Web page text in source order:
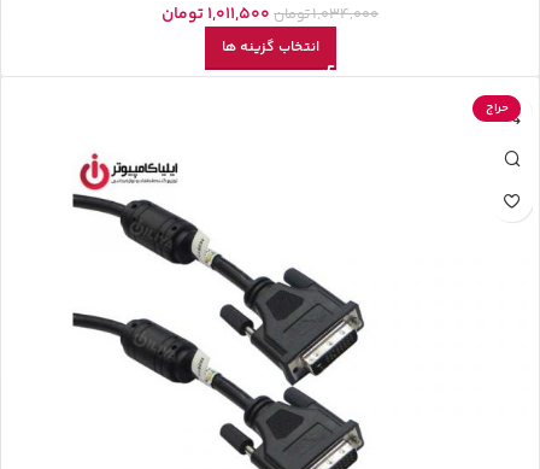
1,034,000تومان 1,011,500تومان
انتخاب گزینه ها
حراج